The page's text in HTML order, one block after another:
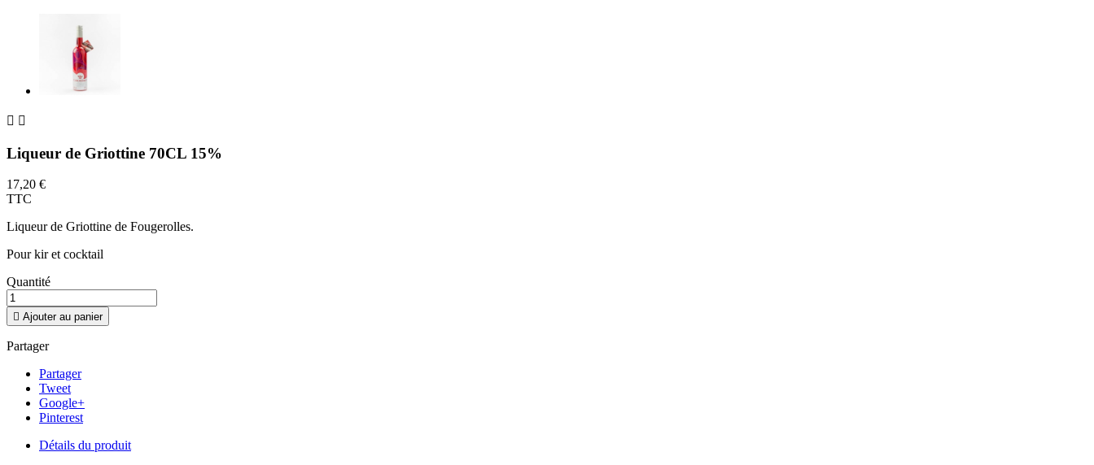
 
Liqueur de Griottine 70CL 15%
17,20 €
TTC
Liqueur de Griottine de Fougerolles.
Pour kir et cocktail
Quantité
 Ajouter au panier
Partager
Partager
Tweet
Google+
Pinterest
Détails du produit